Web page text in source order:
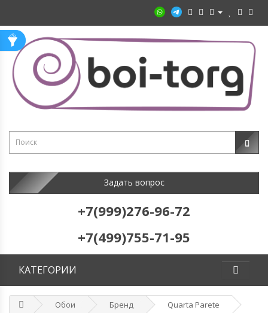
Задать вопрос
+7(999)276-96-72
+7(499)755-71-95
КАТЕГОРИИ
Обои Бренд Quarta Parete